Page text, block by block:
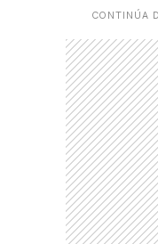
CONTINÚA